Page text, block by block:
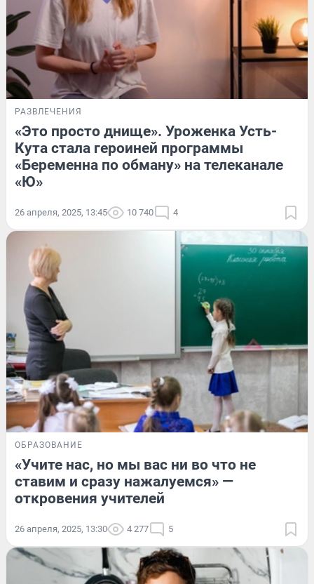
РАЗВЛЕЧЕНИЯ
«Это просто днище». Уроженка Усть-
Кута стала героиней программы
«Беременна по обману» на телеканале
«Ю»
26 апреля, 2025, 13:45 10 740 4
ОБРАЗОВАНИЕ
«Учите нас, но мы вас ни во что не
ставим и сразу нажалуемся» —
откровения учителей
26 апреля, 2025, 13:30 4 277 5